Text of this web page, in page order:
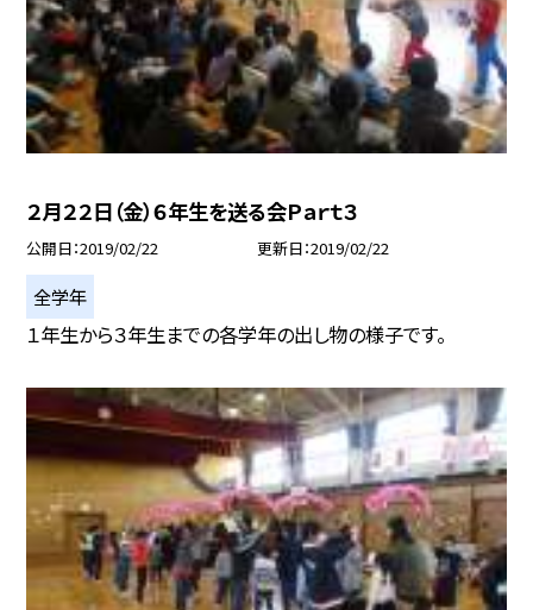
２月２２日（金）６年生を送る会Ｐａｒｔ３
公開日 2019/02/22 更新日 2019/02/22
全学年
１年生から３年生までの各学年の出し物の様子です。